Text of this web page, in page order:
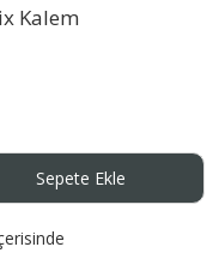
Kalem
Sepete Ekle